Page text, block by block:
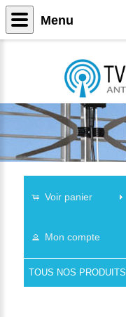
Voir panier
Mon compte
TOUS NOS PRODUITS
Menu